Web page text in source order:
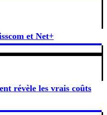
et Net+
révèle les vrais coûts